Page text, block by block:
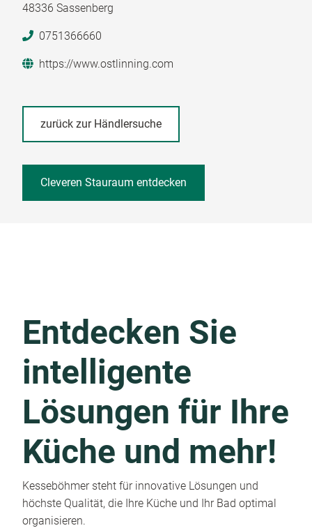
48336 Sassenberg
0751366660
https://www.ostlinning.com
zurück zur Händlersuche
Cleveren Stauraum entdecken
Entdecken Sie
intelligente
Lösungen für Ihre
Küche und mehr!
Kesseböhmer steht für innovative Lösungen und
höchste Qualität, die Ihre Küche und Ihr Bad optimal
organisieren.